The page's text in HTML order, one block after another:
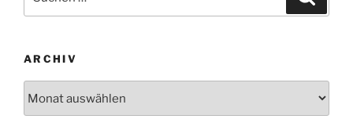
nach:
ARCHIV